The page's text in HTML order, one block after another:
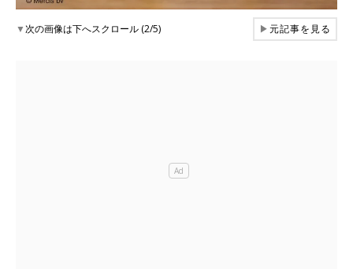
▼次の画像は下へスクロール (2/5) ▶元記事を見る